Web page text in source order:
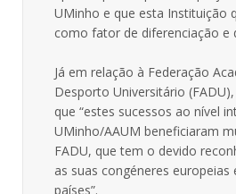
UMinho e que esta Instituição
como fator de diferenciação e
Já em relação à Federação
Desporto Universitário
que “estes sucessos ao nível
UMinho/AAUM beneficiaram
FADU, que tem o devido
as suas congéneres europeias
países”.